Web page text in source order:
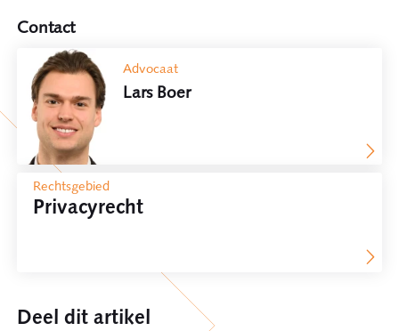
Contact
Advocaat
Lars Boer
Rechtsgebied
Privacyrecht
Deel dit artikel